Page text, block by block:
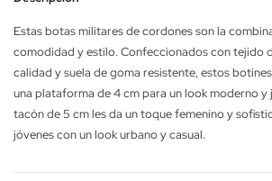
Estas botas militares de cordones son la
comodidad y estilo. Confeccionados con tejido
calidad y suela de goma resistente, estos
una plataforma de 4 cm para un look moderno y
tacón de 5 cm les da un toque femenino y
jóvenes con un look urbano y casual.